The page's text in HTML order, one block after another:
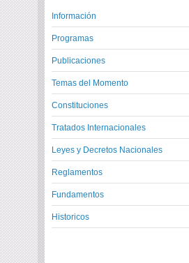
Información
Programas
Publicaciones
Temas del Momento
Constituciones
Tratados Internacionales
Leyes y Decretos Nacionales
Reglamentos
Fundamentos
Historicos